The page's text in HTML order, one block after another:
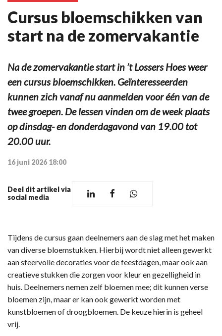
Cursus bloemschikken van
start na de zomervakantie
Na de zomervakantie start in ’t Lossers Hoes weer
een cursus bloemschikken. Geïnteresseerden
kunnen zich vanaf nu aanmelden voor één van de
twee groepen. De lessen vinden om de week plaats
op dinsdag- en donderdagavond van 19.00 tot
20.00 uur.
16 juni 2026 18:00
Deel dit artikel via
social media
Tijdens de cursus gaan deelnemers aan de slag met het maken
van diverse bloemstukken. Hierbij wordt niet alleen gewerkt
aan sfeervolle decoraties voor de feestdagen, maar ook aan
creatieve stukken die zorgen voor kleur en gezelligheid in
huis. Deelnemers nemen zelf bloemen mee; dit kunnen verse
bloemen zijn, maar er kan ook gewerkt worden met
kunstbloemen of droogbloemen. De keuze hierin is geheel
vrij.